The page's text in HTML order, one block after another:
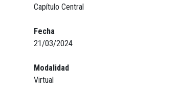
Capítulo Central
Fecha
21/03/2024
Modalidad
Virtual